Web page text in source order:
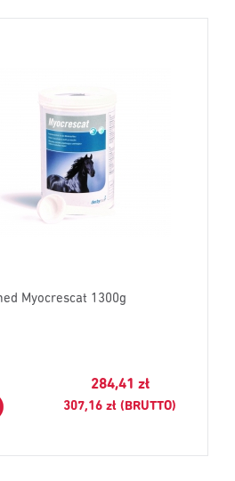
Myocrescat 1300g
284,41 zł
307,16 zł (BRUTTO)